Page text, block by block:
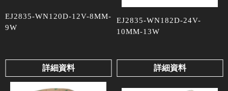
EJ2835-WN120D-12V-8MM-
9W
詳細資料
EJ2835-WN182D-24V-
10MM-13W
詳細資料